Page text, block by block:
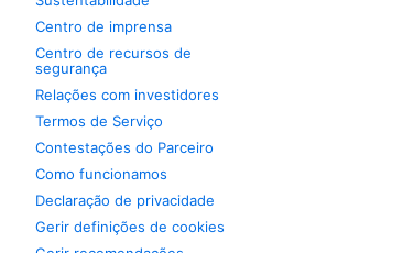
Centro de imprensa
Centro de recursos de
segurança
Relações com investidores
Termos de Serviço
Contestações do Parceiro
Como funcionamos
Declaração de privacidade
Gerir definições de cookies